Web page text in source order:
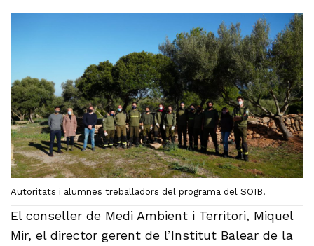
Autoritats i alumnes treballadors del programa del SOIB.
El conseller de Medi Ambient i Territori, Miquel
Mir, el director gerent de l’Institut Balear de la